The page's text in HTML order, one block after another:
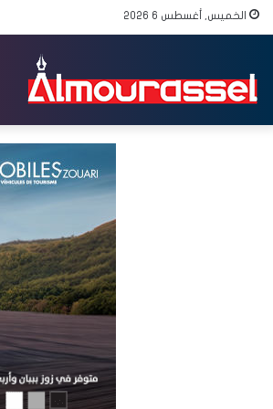
الخميس, أغسطس 6 2026